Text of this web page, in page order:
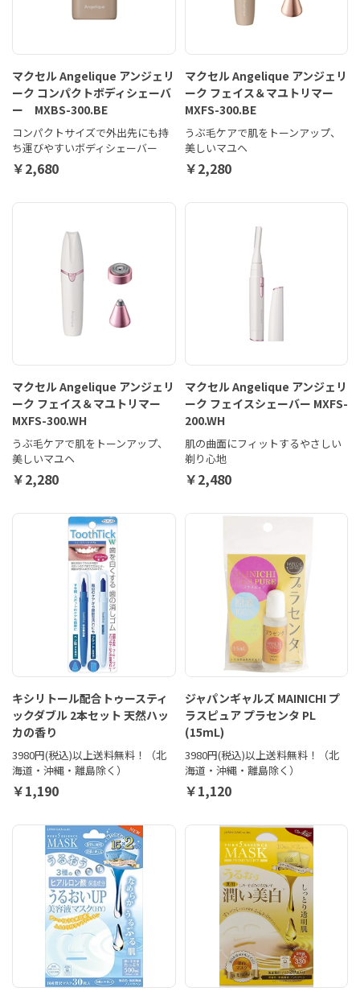
マクセル Angelique アンジェリ
ーク コンパクトボディシェーバ
ー MXBS-300.BE
コンパクトサイズで外出先にも持
ち運びやすいボディシェーバー
￥2,680
マクセル Angelique アンジェリ
ーク フェイス＆マユトリマー
MXFS-300.BE
うぶ毛ケアで肌をトーンアップ、
美しいマユヘ
￥2,280
マクセル Angelique アンジェリ
ーク フェイス＆マユトリマー
MXFS-300.WH
うぶ毛ケアで肌をトーンアップ、
美しいマユヘ
￥2,280
マクセル Angelique アンジェリ
ーク フェイスシェーバー MXFS-
200.WH
肌の曲面にフィットするやさしい
剃り心地
￥2,480
キシリトール配合トゥースティ
ックダブル 2本セット 天然ハッ
カの香り
3980円(税込)以上送料無料！（北
海道・沖縄・離島除く）
￥1,190
ジャパンギャルズ MAINICHI プ
ラスピュア プラセンタ PL
(15mL)
3980円(税込)以上送料無料！（北
海道・沖縄・離島除く）
￥1,120